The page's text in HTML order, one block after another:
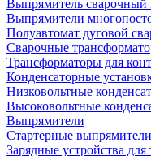
Выпрямитель сварочный
Выпрямители
Полуавтомат дуговой
Сварочные
Трансформаторы для
Конденсаторные
Низковольтные
Высоковольтные
Выпрямители
Стартерные
Зарядные устройства